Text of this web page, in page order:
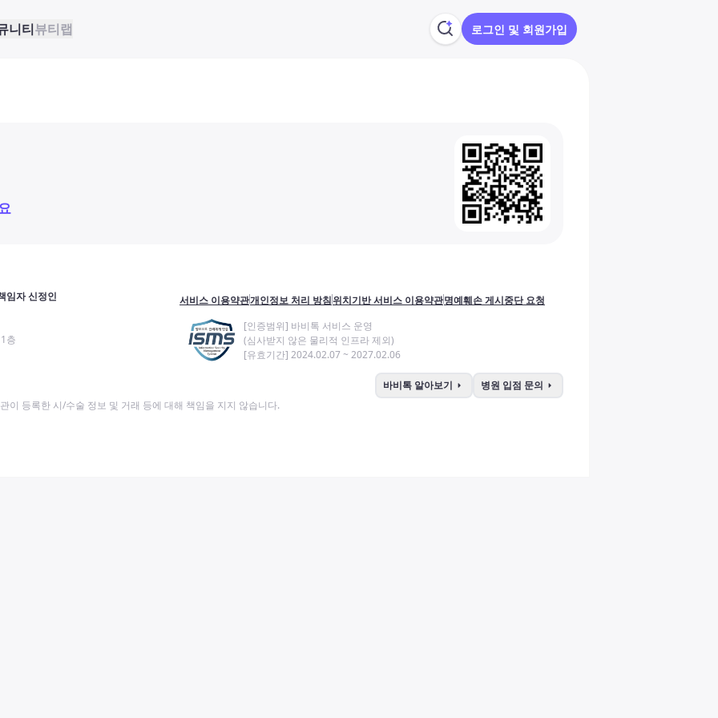
니티뷰티랩 로그인 및 회원가입
임자 신정인
층
서비스 이용약관개인정보 처리 방침위치기반 서비스 이용약관명예훼손 게시중단 요청
[인증범위] 바비톡 서비스 운영
(심사받지 않은 물리적 인프라 제외)
[유효기간] 2024.02.07 ~ 2027.02.06
바비톡 알아보기 arrow_right 병원 입점 문의 arrow_right
이 등록한 시/수술 정보 및 거래 등에 대해 책임을 지지 않습니다.